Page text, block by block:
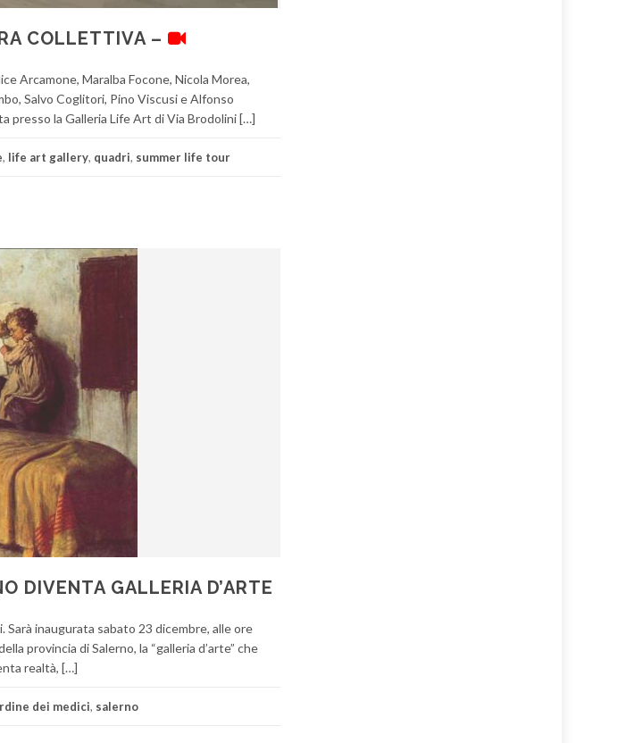
COLLETTIVA –
Arcamone, Maralba Focone, Nicola Morea,
Salvo Coglitori, Pino Viscusi e Alfonso
presso la Galleria Life Art di Via Brodolini […]
, life art gallery, quadri, summer life tour
DIVENTA GALLERIA D’ARTE
inaugurata sabato 23 dicembre, alle ore
provincia di Salerno, la “galleria d’arte” che
realtà, […]
dei medici, salerno